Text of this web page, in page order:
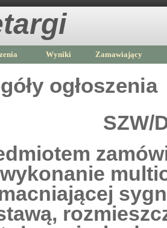
Wyniki Zamawiający
ogłoszenia
SZW/
wykonanie